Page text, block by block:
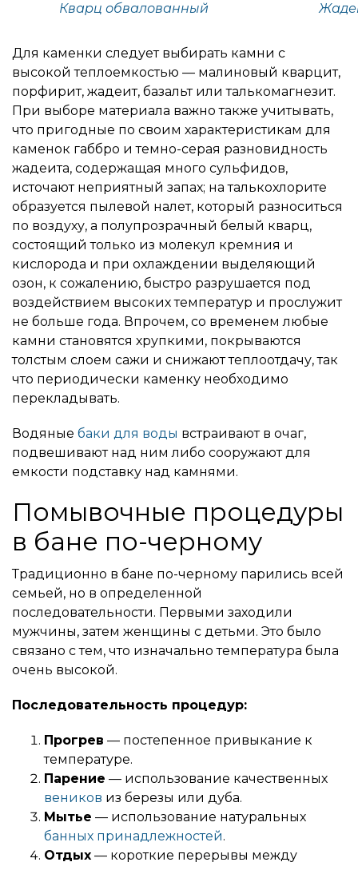
Кварц обвалованный
Для каменки следует выбирать камни с
высокой теплоемкостью — малиновый кварцит,
порфирит, жадеит, базальт или талькомагнезит.
При выборе материала важно также учитывать,
что пригодные по своим характеристикам для
каменок габбро и темно-серая разновидность
жадеита, содержащая много сульфидов,
источают неприятный запах; на талькохлорите
образуется пылевой налет, который разноситься
по воздуху, а полупрозрачный белый кварц,
состоящий только из молекул кремния и
кислорода и при охлаждении выделяющий
озон, к сожалению, быстро разрушается под
воздействием высоких температур и прослужит
не больше года. Впрочем, со временем любые
камни становятся хрупкими, покрываются
толстым слоем сажи и снижают теплоотдачу, так
что периодически каменку необходимо
перекладывать.
Водяные баки для воды встраивают в очаг,
подвешивают над ним либо сооружают для
емкости подставку над камнями.
Помывочные процедуры
в бане по-черному
Традиционно в бане по-черному парились всей
семьей, но в определенной
последовательности. Первыми заходили
мужчины, затем женщины с детьми. Это было
связано с тем, что изначально температура была
очень высокой.
Последовательность процедур:
Прогрев — постепенное привыкание к
температуре.
Парение — использование качественных
веников из березы или дуба.
Мытье — использование натуральных
банных принадлежностей.
Отдых — короткие перерывы между